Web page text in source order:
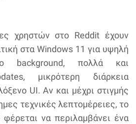
χρηστών στο Reddit έχουν
στα Windows 11 για υψηλή
background, πολλά και
μικρότερη διάρκεια
UI. Αν και μέχρι στιγμής
τεχνικές λεπτομέρειες, το
να περιλαμβάνει ένα